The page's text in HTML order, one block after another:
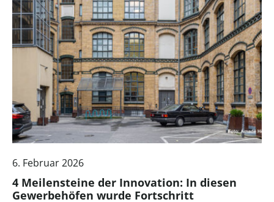
6. Februar 2026
4 Meilensteine der Innovation: In diesen
Gewerbehöfen wurde Fortschritt